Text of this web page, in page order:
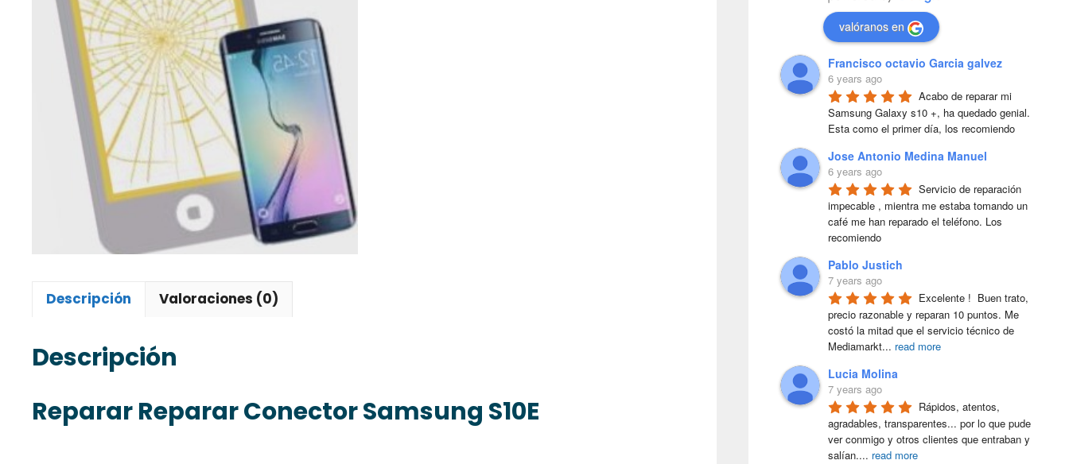
Descripción Valoraciones (0)
Descripción
Reparar Reparar Conector Samsung S10E
valóranos en
Francisco octavio Garcia galvez
6 years ago
Acabo de reparar mi
Samsung Galaxy s10 +, ha quedado genial.
Esta como el primer día, los recomiendo
Jose Antonio Medina Manuel
6 years ago
Servicio de reparación
impecable , mientra me estaba tomando un
café me han reparado el teléfono. Los
recomiendo
Pablo Justich
7 years ago
Excelente !  Buen trato,
precio razonable y reparan 10 puntos. Me
costó la mitad que el servicio técnico de
Mediamarkt... read more
Lucia Molina
7 years ago
Rápidos, atentos,
agradables, transparentes... por lo que pude
ver conmigo y otros clientes que entraban y
salían.... read more